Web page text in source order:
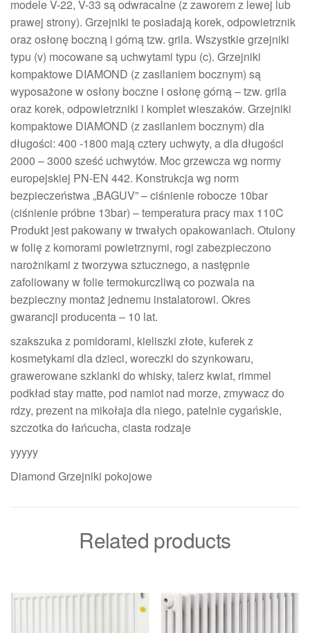
modele V-22, V-33 są odwracalne (z zaworem z lewej lub
prawej strony). Grzejniki te posiadają korek, odpowietrznik
oraz osłonę boczną i górną tzw. grila. Wszystkie grzejniki
typu (v) mocowane są uchwytami typu (c). Grzejniki
kompaktowe DIAMOND (z zasilaniem bocznym) są
wyposażone w osłony boczne i osłonę górną – tzw. grila
oraz korek, odpowietrzniki i komplet wieszaków. Grzejniki
kompaktowe DIAMOND (z zasilaniem bocznym) dla
długości: 400 -1800 mają cztery uchwyty, a dla długości
2000 – 3000 sześć uchwytów. Moc grzewcza wg normy
europejskiej PN-EN 442. Konstrukcja wg norm
bezpieczeństwa „BAGUV” – ciśnienie robocze 10bar
(ciśnienie próbne 13bar) – temperatura pracy max 110C
Produkt jest pakowany w trwałych opakowaniach. Otulony
w folię z komorami powietrznymi, rogi zabezpieczono
narożnikami z tworzywa sztucznego, a następnie
zafoliowany w folie termokurczliwą co pozwala na
bezpieczny montaż jednemu instalatorowi. Okres
gwarancji producenta – 10 lat.
szakszuka z pomidorami, kieliszki złote, kuferek z
kosmetykami dla dzieci, woreczki do szynkowaru,
grawerowane szklanki do whisky, talerz kwiat, rimmel
podkład stay matte, pod namiot nad morze, zmywacz do
rdzy, prezent na mikołaja dla niego, patelnie cygańskie,
szczotka do łańcucha, ciasta rodzaje
yyyyy
Diamond Grzejniki pokojowe
Related products